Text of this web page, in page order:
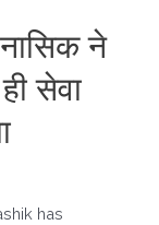
ने
सेवा
has